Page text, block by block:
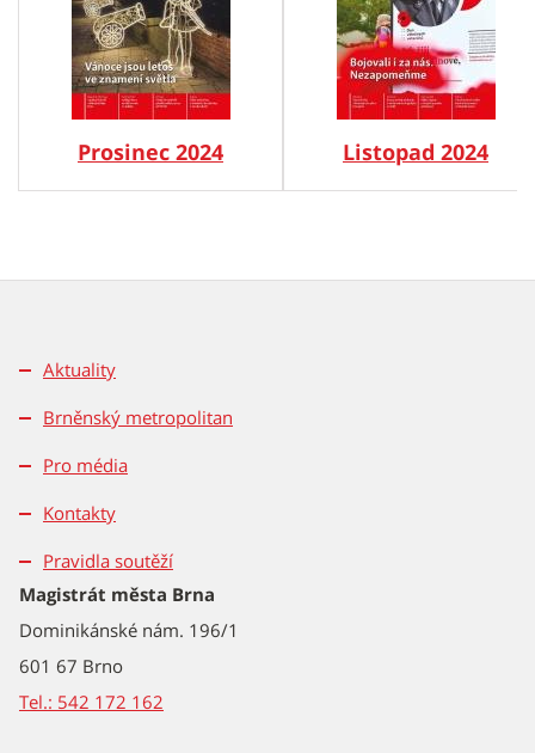
Prosinec 2024 Listopad 2024
Aktuality
Brněnský metropolitan
Pro média
Kontakty
Pravidla soutěží
Magistrát města Brna
Dominikánské nám. 196/1
601 67 Brno
Tel.: 542 172 162